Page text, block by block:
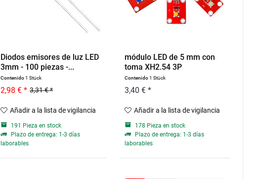
Diodos emisores de luz LED
3mm - 100 piezas -...
Contenido1 Stück
3,31 € *
2,98 € *
Añadir a la lista de vigilancia
191 Pieza en stock
Plazo de entrega: 1-3 días
laborables
módulo LED de 5 mm con
toma XH2.54 3P
Contenido1 Stück
3,40 € *
Añadir a la lista de vigilancia
178 Pieza en stock
Plazo de entrega: 1-3 días
laborables